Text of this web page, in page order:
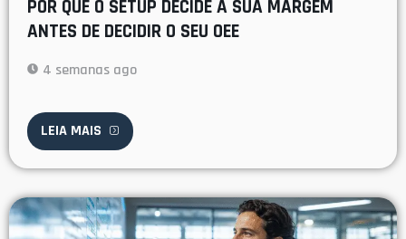
POR QUE O SETUP DECIDE A SUA MARGEM
ANTES DE DECIDIR O SEU OEE
4 semanas ago
LEIA MAIS